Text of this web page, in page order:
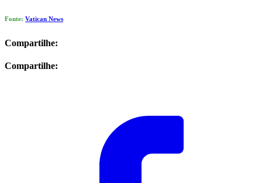
Fonte: Vatican News
Compartilhe:
Compartilhe: